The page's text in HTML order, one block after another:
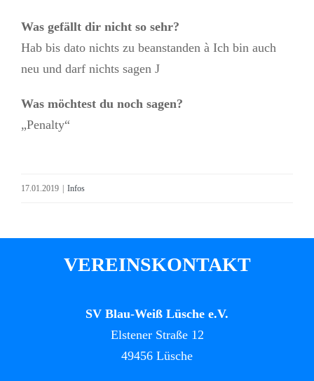
Was gefällt dir nicht so sehr?
Hab bis dato nichts zu beanstanden à Ich bin auch
neu und darf nichts sagen J
Was möchtest du noch sagen?
„Penalty“
17.01.2019 | Infos
VEREINSKONTAKT
SV Blau-Weiß Lüsche e.V.
Elstener Straße 12
49456 Lüsche